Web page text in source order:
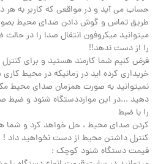
حساب می آید و در مواقعی که کاربر به هر
طریق تماس و گوش دادن صدای محیط
میتوانید میکروفون انتقال صدا را در
را از دست ندهد!!
فرض کنیم شما کارمند هستید و برای
خریداری کرده اید در زمانیکه در محیط
نمیتوانید به صورت همزمان صدای محیط
را با ضبط
کردن صدای محیط ، حل خواهد کرد و شما
کنترل داشتن محیط از دست نخواهید داد !
قیمت دستگاه شنود کوچک :